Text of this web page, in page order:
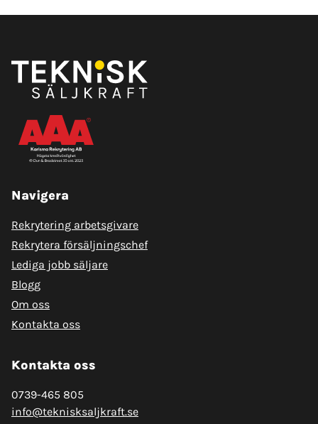
Navigera
Rekrytering arbetsgivare
Rekrytera försäljningschef
Lediga jobb säljare
Blogg
Om oss
Kontakta oss
Kontakta oss
0739-465 805
info@teknisksaljkraft.se